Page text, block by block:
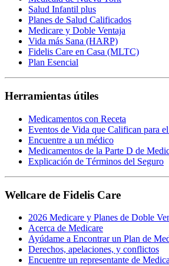
Salud Infantil plus
Planes de Salud Calificados
Medicare y Doble Ventaja
Vida más Sana (HARP)
Fidelis Care en Casa (MLTC)
Plan Esencial
Herramientas útiles
Medicamentos con Receta
Eventos de Vida que Califican para
Encuentre a un médico
Medicamentos de la Parte D de
Explicación de Términos del Seguro
Wellcare de Fidelis Care
2026 Medicare y Planes de Doble
Acerca de Medicare
Ayúdame a Encontrar un Plan de
Derechos, apelaciones, y conflictos
Encuentre un representante de